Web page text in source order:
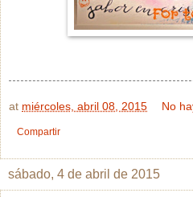
at miércoles, abril 08, 2015 No
Compartir
sábado, 4 de abril de 2015